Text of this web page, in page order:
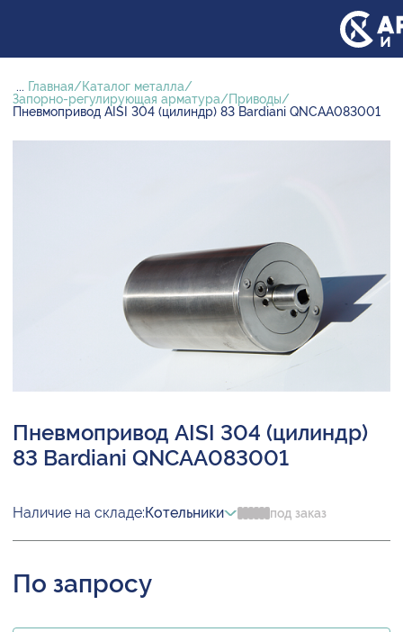
... Главная
Каталог металла
Запорно-регулирующая арматура
Приводы
Пневмопривод AISI 304 (цилиндр) 83 Bardiani QNCAA083001
Пневмопривод AISI 304 (цилиндр)
83 Bardiani QNCAA083001
Наличие на складе:Котельники под заказ
По запросу